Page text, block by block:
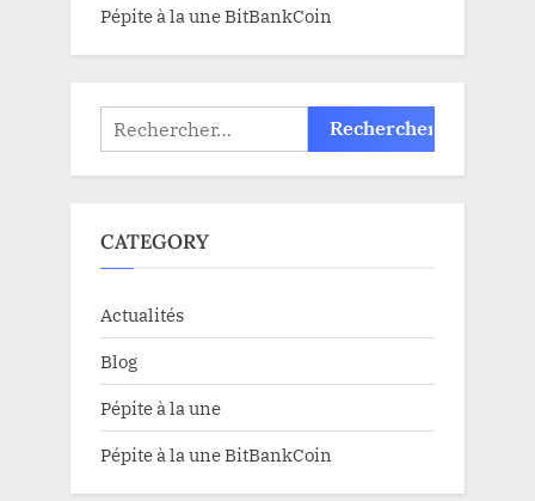
Pépite à la une BitBankCoin
Rechercher :
CATEGORY
Actualités
Blog
Pépite à la une
Pépite à la une BitBankCoin